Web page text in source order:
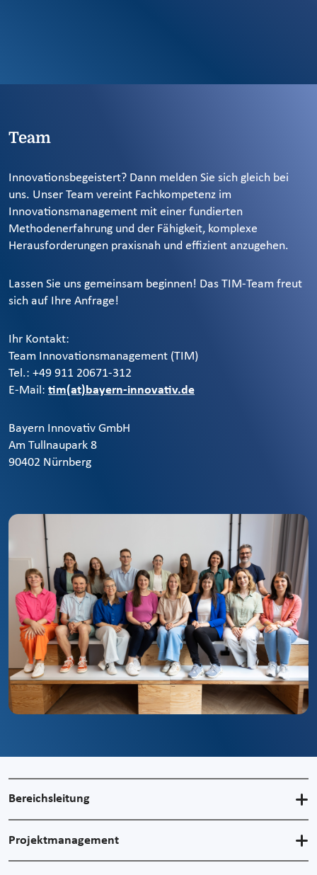
Team
Innovationsbegeistert? Dann melden Sie sich gleich bei
uns. Unser Team vereint Fachkompetenz im
Innovationsmanagement mit einer fundierten
Methodenerfahrung und der Fähigkeit, komplexe
Herausforderungen praxisnah und effizient anzugehen.
Lassen Sie uns gemeinsam beginnen! Das TIM-Team freut
sich auf Ihre Anfrage!
Ihr Kontakt:
Team Innovationsmanagement (TIM)
Tel.: +49 911 20671-312
E-Mail: tim(at)bayern-innovativ.de
Bayern Innovativ GmbH
Am Tullnaupark 8
90402 Nürnberg
Bereichsleitung
Projektmanagement